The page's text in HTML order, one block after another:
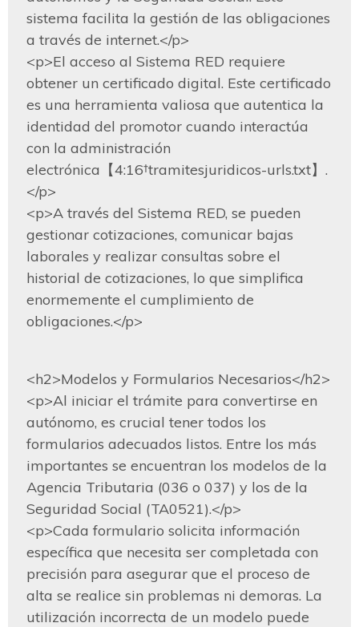
sistema facilita la gestión de las obligaciones
a través de internet.</p>
<p>El acceso al Sistema RED requiere
obtener un certificado digital. Este certificado
es una herramienta valiosa que autentica la
identidad del promotor cuando interactúa
con la administración
electrónica【4:16†tramitesjuridicos-urls.txt】.
</p>
<p>A través del Sistema RED, se pueden
gestionar cotizaciones, comunicar bajas
laborales y realizar consultas sobre el
historial de cotizaciones, lo que simplifica
enormemente el cumplimiento de
obligaciones.</p>
<h2>Modelos y Formularios Necesarios</h2>
<p>Al iniciar el trámite para convertirse en
autónomo, es crucial tener todos los
formularios adecuados listos. Entre los más
importantes se encuentran los modelos de la
Agencia Tributaria (036 o 037) y los de la
Seguridad Social (TA0521).</p>
<p>Cada formulario solicita información
específica que necesita ser completada con
precisión para asegurar que el proceso de
alta se realice sin problemas ni demoras. La
utilización incorrecta de un modelo puede